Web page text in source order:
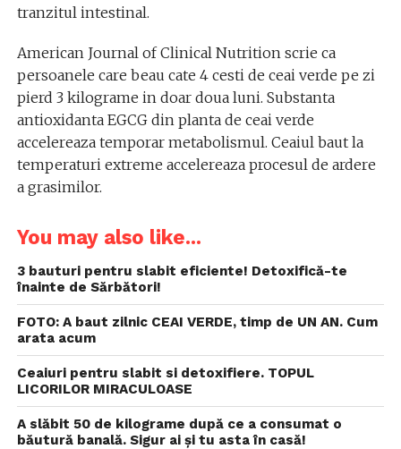
tranzitul intestinal.
American Journal of Clinical Nutrition scrie ca
persoanele care beau cate 4 cesti de ceai verde pe zi
pierd 3 kilograme in doar doua luni. Substanta
antioxidanta EGCG din planta de ceai verde
accelereaza temporar metabolismul. Ceaiul baut la
temperaturi extreme accelereaza procesul de ardere
a grasimilor.
You may also like...
3 bauturi pentru slabit eficiente! Detoxifică-te
înainte de Sărbători!
FOTO: A baut zilnic CEAI VERDE, timp de UN AN. Cum
arata acum
Ceaiuri pentru slabit si detoxifiere. TOPUL
LICORILOR MIRACULOASE
A slăbit 50 de kilograme după ce a consumat o
băutură banală. Sigur ai și tu asta în casă!